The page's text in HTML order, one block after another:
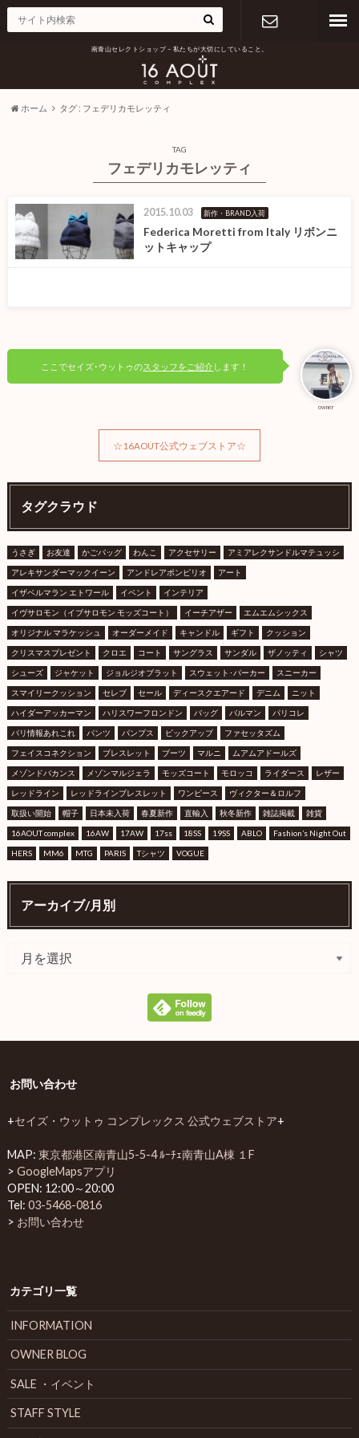
南青山セレクトショップ – 私たちが大切にしていること。
ホーム タグ : フェデリカモレッティ
TAG
フェデリカモレッティ
2015.10.03 新作・BRAND入荷
Federica Moretti from Italy リボンニ
ットキャップ
owner
ここでセイズ･ウットゥのスタッフをご紹介します！
☆16AOUT公式ウェブストア☆
タグクラウド
うさぎ お友達 かごバッグ わんこ アクセサリー アミアレクサンドルマテュッシ
アレキサンダーマックイーン アンドレアポンピリオ アート
イザベルマラン エトワール イベント インテリア
イヴサロモン（イブサロモン モッズコート） イーチアザー エムエムシックス
オリジナル マラケッシュ オーダーメイド キャンドル ギフト クッション
クリスマスプレゼント クロエ コート サングラス サンダル ザノッティ シャツ
シューズ ジャケット ジョルジオブラット スウェット･パーカー スニーカー
スマイリークッション セレブ セール ディースクエアード デニム ニット
ハイダーアッカーマン ハリスワーフロンドン バッグ バルマン パリコレ
パリ情報あれこれ パンツ パンプス ピックアップ ファセッタズム
フェイスコネクション ブレスレット ブーツ マルニ ムアムアドールズ
メゾンドバカンス メゾンマルジェラ モッズコート モロッコ ライダース レザー
レッドライン レッドラインブレスレット ワンピース ヴィクター＆ロルフ
取扱い開始 帽子 日本未入荷 春夏新作 直輸入 秋冬新作 雑誌掲載 雑貨
16AOUT complex 16AW 17AW 17ss 18SS 19SS ABLO Fashion’s Night Out
HERS MM6 MTG PARIS Tシャツ VOGUE
アーカイブ/月別
お問い合わせ
+セイズ・ウットゥ コンプレックス 公式ウェブストア+
MAP: 東京都港区南青山5-5-4 ﾙｰﾁｪ南青山A棟 １F
> GoogleMapsアプリ
OPEN: 12:00～20:00
Tel: 03-5468-0816
> お問い合わせ
カテゴリ一覧
INFORMATION
OWNER BLOG
SALE ・イベント
STAFF STYLE